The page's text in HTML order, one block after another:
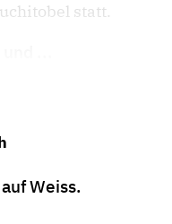
statt.
Weiss.